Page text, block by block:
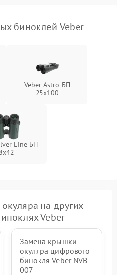
биноклей Veber
Veber Astro БП
25x100
Line БН
8x42
на других
Veber
Замена крышки
окуляра цифрового
бинокля Veber NVB
007